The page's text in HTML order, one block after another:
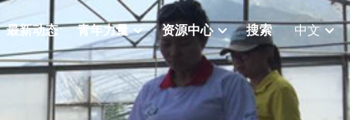
最新动态 青年力量 资源中心 搜索 中文